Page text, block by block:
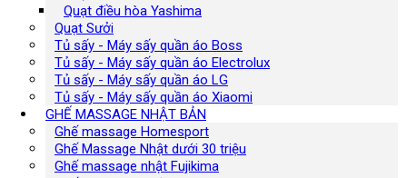
Quạt điều hòa Yashima
Quạt Sưởi
Tủ sấy - Máy sấy quần áo Boss
Tủ sấy - Máy sấy quần áo Electrolux
Tủ sấy - Máy sấy quần áo LG
Tủ sấy - Máy sấy quần áo Xiaomi
GHẾ MASSAGE NHẬT BẢN
Ghế massage Homesport
Ghế Massage Nhật dưới 30 triệu
Ghế massage nhật Fujikima